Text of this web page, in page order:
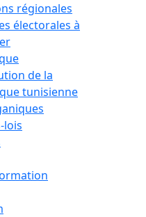
régionales
électorales à
de la
tunisienne
lois